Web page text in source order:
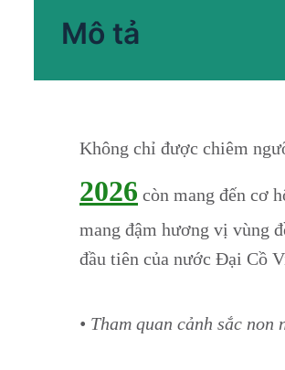
Mô tả
Không chỉ được chiêm
2026 còn mang đến cơ
mang đậm hương vị vùng
đầu tiên của nước Đại Cồ
• Tham quan cảnh sắc